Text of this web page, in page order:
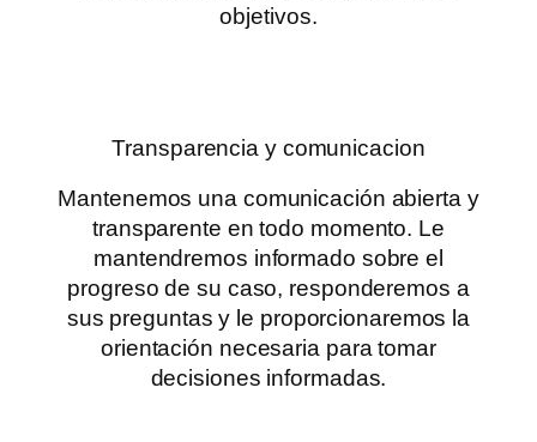
objetivos.
Transparencia y comunicacion
Mantenemos una comunicación abierta y
transparente en todo momento. Le
mantendremos informado sobre el
progreso de su caso, responderemos a
sus preguntas y le proporcionaremos la
orientación necesaria para tomar
decisiones informadas.